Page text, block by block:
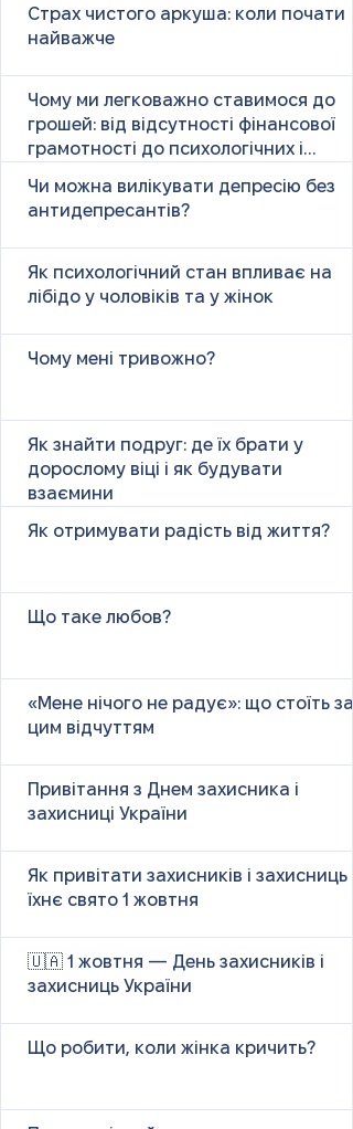
Страх чистого аркуша: коли почати
найважче
Чому ми легковажно ставимося до
грошей: від відсутності фінансової
грамотності до психологічних і
Чи можна вилікувати депресію без
антидепресантів?
Як психологічний стан впливає на
лібідо у чоловіків та у жінок
Чому мені тривожно?
Як знайти подруг: де їх брати у
дорослому віці і як будувати
взаємини
Як отримувати радість від життя?
Що таке любов?
«Мене нічого не радує»: що стоїть за
цим відчуттям
Привітання з Днем захисника і
захисниці України
Як привітати захисників і захисниць у
їхнє свято 1 жовтня
🇺🇦 1 жовтня — День захисників і
захисниць України
Що робити, коли жінка кричить?